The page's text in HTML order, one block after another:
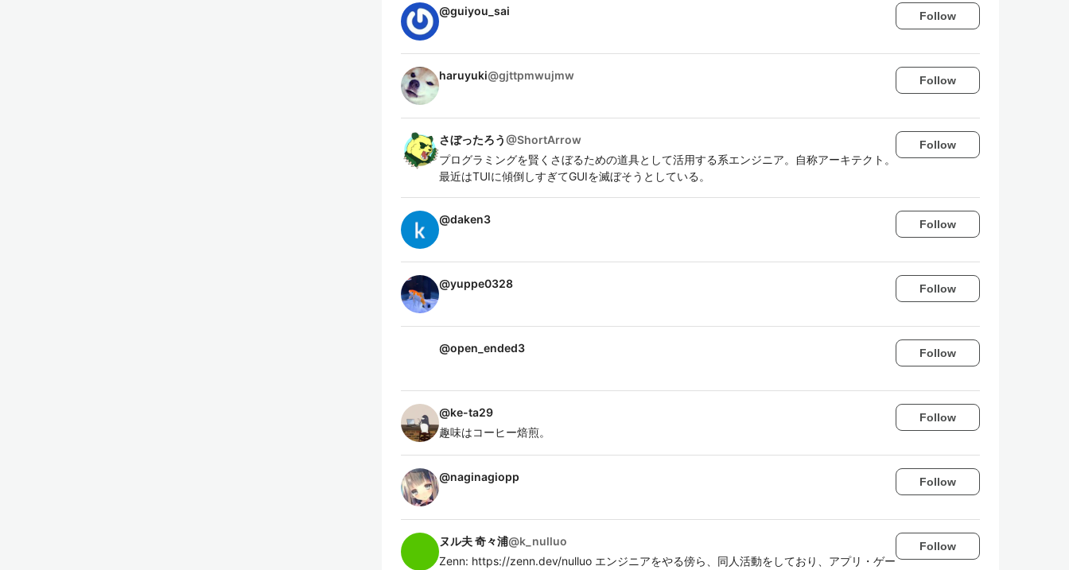
@guiyou_sai Follow
haruyuki@gjttpmwujmw Follow
さぼったろう@ShortArrow
プログラミングを賢くさぼるための道具として活用する系エンジニア。自称アーキテクト。
最近はTUIに傾倒しすぎてGUIを滅ぼそうとしている。
Follow
@daken3 Follow
@yuppe0328 Follow
@open_ended3 Follow
@ke-ta29
趣味はコーヒー焙煎。
Follow
@naginagiopp Follow
ヌル夫 奇々浦@k_nulluo
Zenn: https://zenn.dev/nulluo エンジニアをやる傍ら、同人活動をしており、アプリ・ゲー
Follow